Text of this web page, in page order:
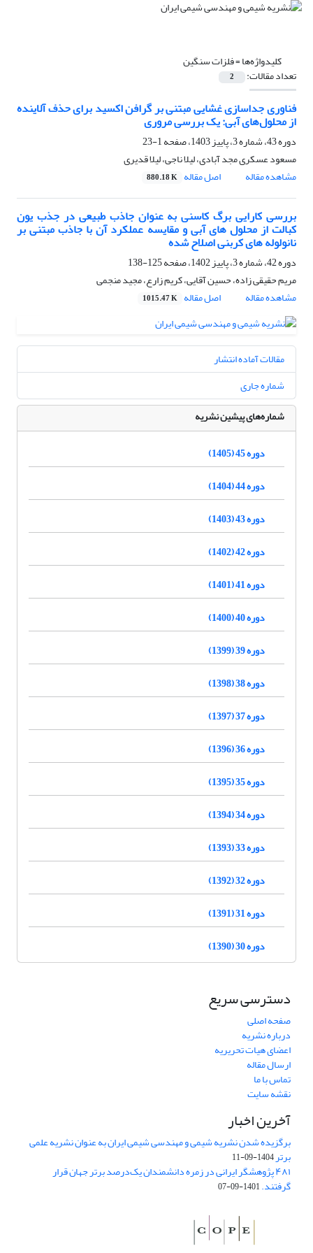
کلیدواژه‌ها =فلزات سنگین
تعداد مقالات: 2
فناوری جداسازی غشایی مبتنی بر گرافن اکسید برای حذف آلاینده
از محلول‌های آبی: یک بررسی مروری
دوره 43، شماره 3، پاییز 1403، صفحه
1-23
مسعود عسکری مجد آبادی، لیلا ناجی، لیلا قدیری
مشاهده مقاله
اصل مقاله 880.18 K
بررسی کارایی برگ کاسنی به عنوان جاذب طبیعی در جذب یون
کبالت از محلول های آبی و مقایسه عملکرد آن با جاذب مبتنی بر
نانولوله های کربنی اصلاح شده
دوره 42، شماره 3، پاییز 1402، صفحه
125-138
مریم حقیقی زاده، حسین آقایی، کریم زارع، مجید منجمی
مشاهده مقاله
اصل مقاله 1015.47 K
مقالات آماده انتشار
شماره جاری
شماره‌های پیشین نشریه
دوره 45 (1405)
دوره 44 (1404)
دوره 43 (1403)
دوره 42 (1402)
دوره 41 (1401)
دوره 40 (1400)
دوره 39 (1399)
دوره 38 (1398)
دوره 37 (1397)
دوره 36 (1396)
دوره 35 (1395)
دوره 34 (1394)
دوره 33 (1393)
دوره 32 (1392)
دوره 31 (1391)
دوره 30 (1390)
دسترسی سریع
صفحه اصلی
درباره نشریه
اعضای هیات تحریریه
ارسال مقاله
تماس با ما
نقشه سایت
آخرین اخبار
برگزیده شدن نشریه شیمی و مهندسی شیمی ایران به عنوان نشریه علمی
برتر1404-09-11
۴۸۱ پژوهشگر ایرانی در زمره دانشمندان یک‌درصد برتر جهان قرار
گرفتند.1401-09-07